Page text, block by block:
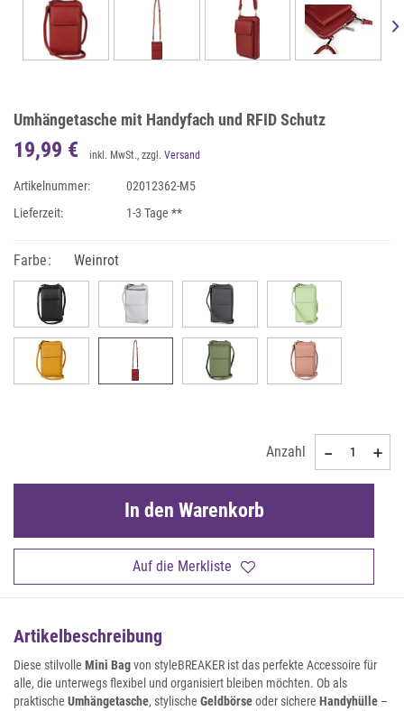
Umhängetasche mit Handyfach und RFID Schutz
19,99 € inkl. MwSt., zzgl. Versand
Artikelnummer:
02012362-M5
Lieferzeit:
1-3 Tage **
Farbe: Weinrot
Anzahl
Auf die Merkliste
In den Warenkorb
Artikelbeschreibung
Diese stilvolle Mini Bagvon styleBREAKER ist das perfekte Accessoire für
alle, die unterwegs flexibel und organisiert bleiben möchten. Ob als
praktische Umhängetasche, stylische Geldbörseoder sichere Handyhülle –